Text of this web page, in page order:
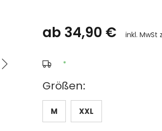
ab 34,90 € inkl. MwSt
*
Größen:
M XXL